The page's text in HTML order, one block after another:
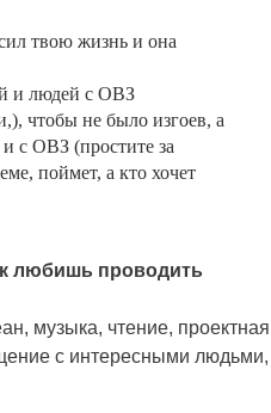
твою жизнь и она
и людей с ОВЗ
чтобы не было изгоев, а
с ОВЗ (простите за
поймет, а кто хочет
любишь проводить
музыка, чтение, проектная
с интересными людьми,